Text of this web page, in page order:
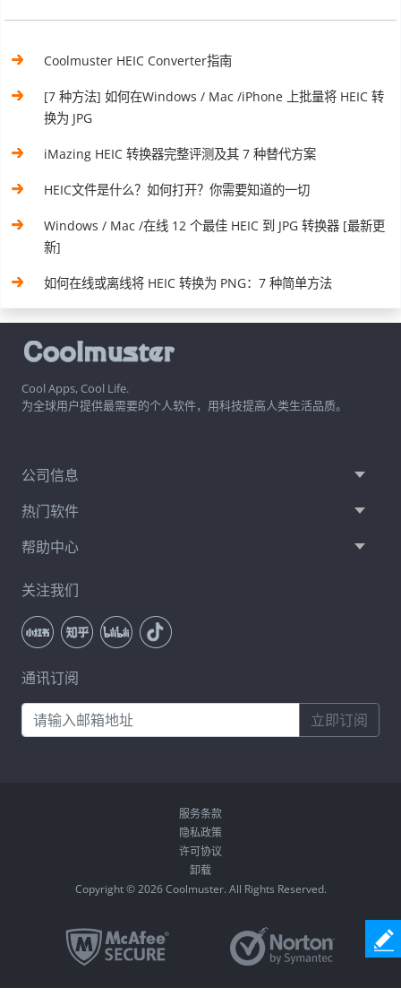
Coolmuster HEIC Converter指南
[7 种方法] 如何在Windows / Mac /iPhone 上批量将 HEIC 转
换为 JPG
iMazing HEIC 转换器完整评测及其 7 种替代方案
HEIC文件是什么？如何打开？你需要知道的一切
Windows / Mac /在线 12 个最佳 HEIC 到 JPG 转换器 [最新更
新]
如何在线或离线将 HEIC 转换为 PNG：7 种简单方法
Cool Apps, Cool Life.
为全球用户提供最需要的个人软件，用科技提高人类生活品质。
公司信息
热门软件
帮助中心
关注我们
通讯订阅
立即订阅
服务条款
隐私政策
许可协议
卸载
Copyright © 2026 Coolmuster. All Rights Reserved.